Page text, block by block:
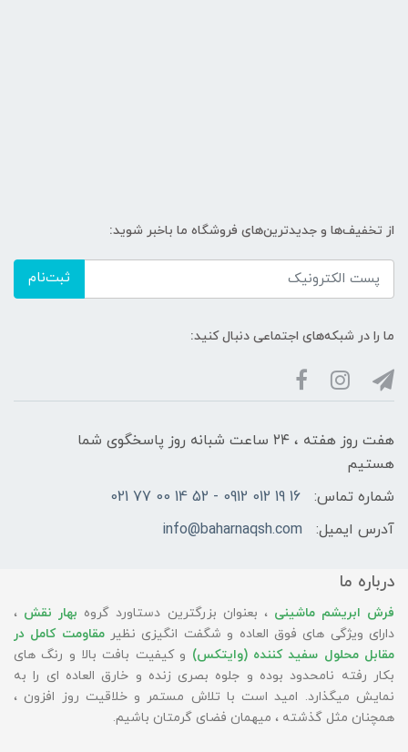
از تخفیف‌ها و جدیدترین‌های فروشگاه ما باخبر شوید:
ثبت‌نام
ما را در شبکه‌های اجتماعی دنبال کنید:
هفت روز هفته ، ۲۴ ساعت شبانه‌ روز پاسخگوی شما
هستیم
شماره تماس:
16 19 012 0912 - 52 14 00 77 021
آدرس ایمیل:
info@baharnaqsh.com
درباره ما
فرش ابریشم ماشینی ، بعنوان بزرگترین دستاورد گروه بهار نقش ،
دارای ویژگی های فوق العاده و شگفت انگیزی نظیرمقاومت کامل در
مقابل محلول سفید کننده (وایتکس) و کیفیت بافت بالا و رنگ های
بکار رفته نامحدود بوده و جلوه بصری زنده و خارق العاده ای را به
نمایش میگذارد. امید است با تلاش مستمر و خلاقیت روز افزون ،
همچنان مثل گذشته ، میهمان فضای گرمتان باشیم.